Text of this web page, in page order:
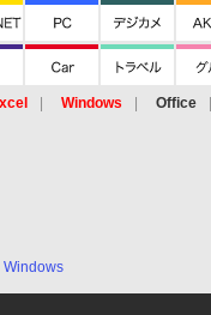
Windows Office
Windows